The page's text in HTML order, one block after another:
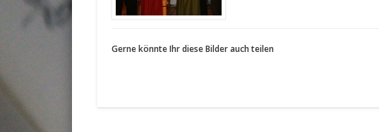
Gerne könnte Ihr diese Bilder auch teilen